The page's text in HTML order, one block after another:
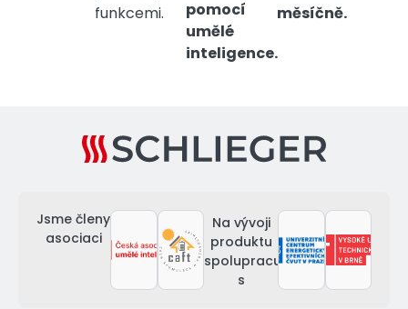
funkcemi.
pomocí
umělé
inteligence.
měsíčně.
Jsme členy
asociaci
Na vývoji
produktu
spolupracujeme
s